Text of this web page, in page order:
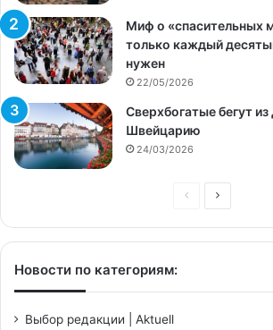
Миф о «спасительных
только каждый
нужен
22/05/2026
Сверхбогатые бегут из
Швейцарию
24/03/2026
Предыдущая
Новости по категориям:
Выбор редакции | Aktuell